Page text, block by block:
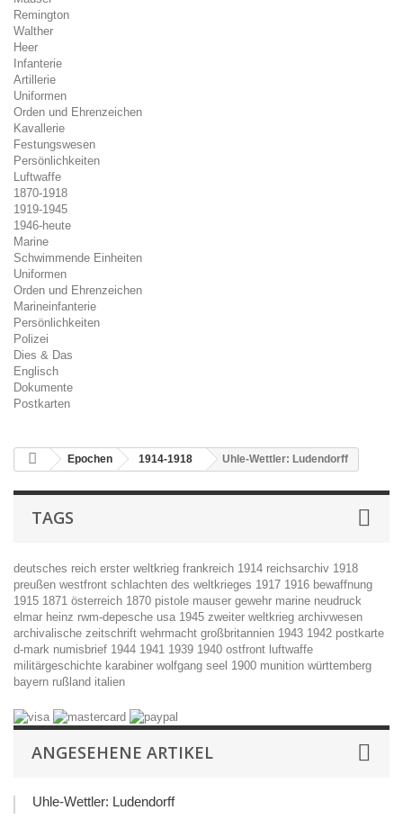
Remington
Walther
Heer
Infanterie
Artillerie
Uniformen
Orden und Ehrenzeichen
Kavallerie
Festungswesen
Persönlichkeiten
Luftwaffe
1870-1918
1919-1945
1946-heute
Marine
Schwimmende Einheiten
Uniformen
Orden und Ehrenzeichen
Marineinfanterie
Persönlichkeiten
Polizei
Dies & Das
Englisch
Dokumente
Postkarten
Epochen 1914-1918 Uhle-Wettler: Ludendorff
TAGS
deutsches reich erster weltkrieg frankreich 1914 reichsarchiv 1918
preußen westfront schlachten des weltkrieges 1917 1916 bewaffnung
1915 1871 österreich 1870 pistole mauser gewehr marine neudruck
elmar heinz rwm-depesche usa 1945 zweiter weltkrieg archivwesen
archivalische zeitschrift wehrmacht großbritannien 1943 1942 postkarte
d-mark numisbrief 1944 1941 1939 1940 ostfront luftwaffe
militärgeschichte karabiner wolfgang seel 1900 munition württemberg
bayern rußland italien
ANGESEHENE ARTIKEL
Uhle-Wettler: Ludendorff